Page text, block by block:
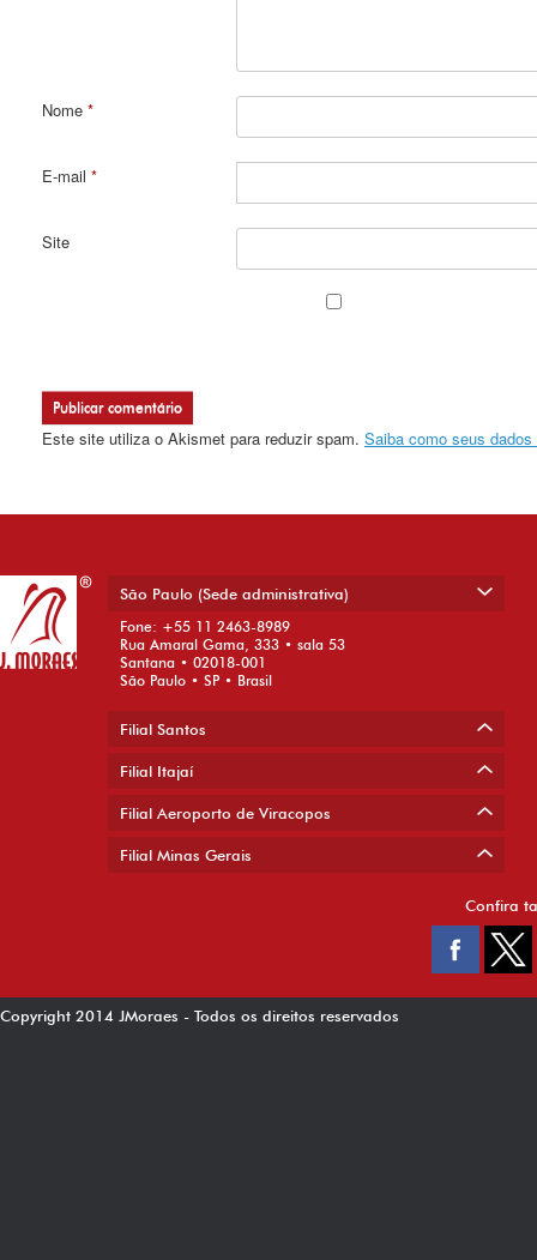
Nome *
E-mail *
Site
Este site utiliza o Akismet para reduzir spam. Saiba como seus
São Paulo (Sede administrativa)
Fone: +55 11 2463-8989
Rua Amaral Gama, 333 • sala 53
Santana • 02018-001
São Paulo • SP • Brasil
Filial Santos
Filial Itajaí
Filial Aeroporto de Viracopos
Filial Minas Gerais
Confira
Copyright 2014 JMoraes - Todos os direitos reservados